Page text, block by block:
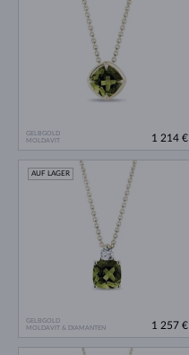
GELBGOLD
MOLDAVIT
1 214 €
GELBGOLD
MOLDAVIT & DIAMANTEN
AUF LAGER
1 257 €